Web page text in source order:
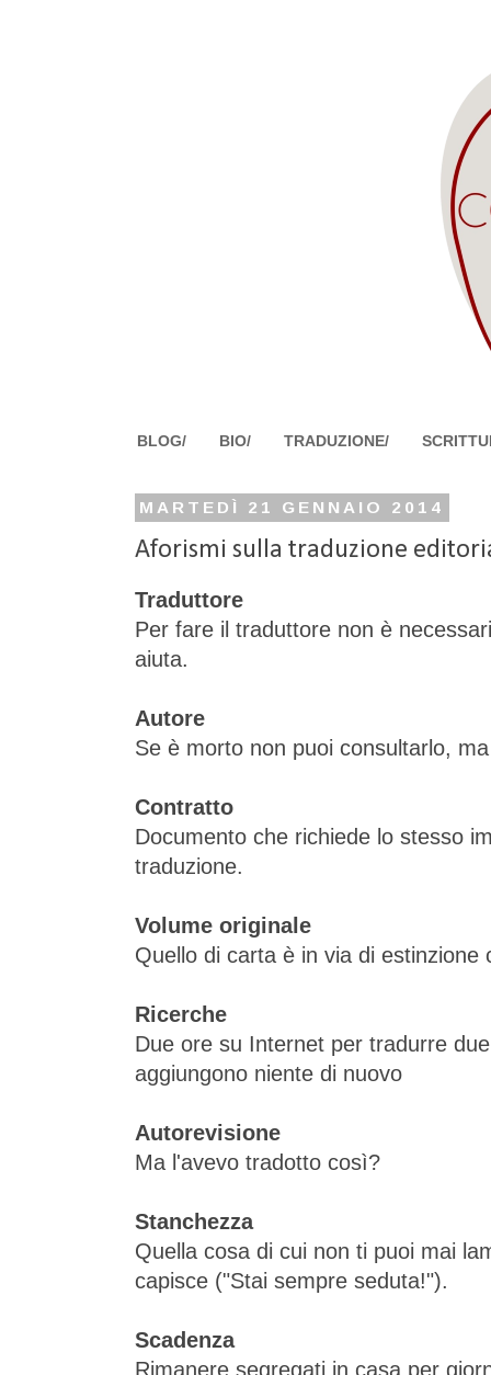
BLOG/ BIO/ TRADUZIONE/
MARTEDÌ 21 GENNAIO 2014
Aforismi sulla traduzione
Traduttore
Per fare il traduttore non è
aiuta.
Autore
Se è morto non puoi consultarlo,
Contratto
Documento che richiede lo stesso
traduzione.
Volume originale
Quello di carta è in via di estinzione
Ricerche
Due ore su Internet per tradurre
aggiungono niente di nuovo
Autorevisione
Ma l'avevo tradotto così?
Stanchezza
Quella cosa di cui non ti puoi mai
capisce ("Stai sempre seduta!").
Scadenza
Rimanere segregati in casa per